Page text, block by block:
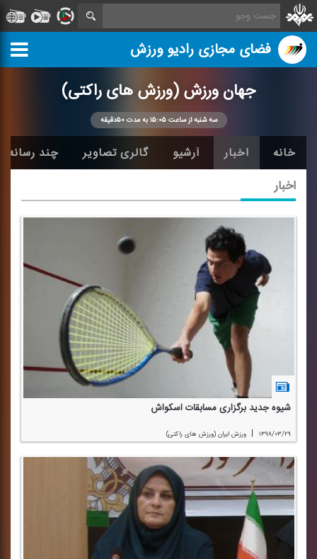
فضای مجازی رادیو ورزش
جهان ورزش (ورزش های راكتی)
سه شنبه از ساعت ۱۵:۰۵ به مدت ۵۰دقیقه
خانه اخبار آرشیو گالری تصاویر چند رسانه
اخبار
شیوه جدید برگزاری مسابقات اسكواش
۱۳۹۸/۰۳/۲۹ | ورزش ایران (ورزش های راكتی)